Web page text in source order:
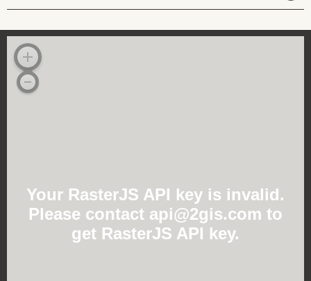
Your RasterJS API key is invalid.
Please contact api@2gis.com to
get RasterJS API key.